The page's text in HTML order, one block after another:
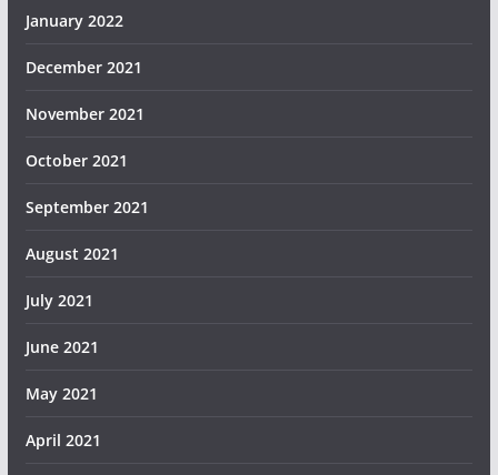
January 2022
December 2021
November 2021
October 2021
September 2021
August 2021
July 2021
June 2021
May 2021
April 2021